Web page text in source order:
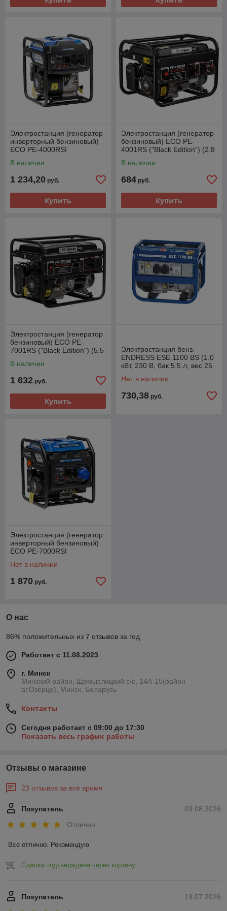
Электростанция (генератор
инверторный бензиновый)
ECO PE-4000RSI
В, бак 7.0 л, вес
В наличии
1 234,20 руб.
Купить
Электростанция (генератор
бензиновый) ECO PE-
4001RS ("Black Edition") (2.8
кг)
В наличии
684 руб.
Купить
Электростанция (генератор
бензиновый) ECO PE-
7001RS ("Black Edition") (5.5
72.2
В наличии
1 632 руб.
Купить
Электростанция бенз.
ENDRESS ESE 1100 BS (1.0
кВт, 230 В, бак 5.5 л, вес 25
Нет в наличии
730,38 руб.
Электростанция (генератор
инверторный бензиновый)
ECO PE-7000RSI
бак 15.0 л, вес
Нет в наличии
1 870 руб.
О нас
86% положительных из 7 отзывов за год
Работает с 11.08.2023
г. Минск
Минский район, Щомыслицкий с/с, 14А-15(район
аг.Озерцо), Минск, Беларусь
Контакты
Сегодня работает с 09:00 до 17:30
Показать весь график работы
Отзывы о магазине
23 отзывов за всё время
03.08.2026
Покупатель
Отлично
Все отлично. Рекомендую
Сделка подтверждена через корзину
13.07.2026
Покупатель